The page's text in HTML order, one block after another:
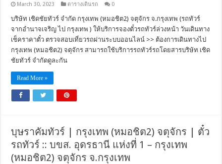
March 30, 2023 ตารางเดินรถ 0
บริษัท เชิดชัยทัวร์ จำกัด กรุงเทพ (หมอชิต2) จตุจักร จ.กรุงเทพ (รถทัวร์
จากอำนาจเจริญ ไป กรุงเทพ ) ให้บริการจองตั๋วรถทัวร์ล่วงหน้า วันเดินทาง
เช็คราคาตั๋ว ตรวจสอบเที่ยวรถผ่านระบบออนไลน์ >> ต้องการเดินทางไป
กรุงเทพ (หมอชิต2) จตุจักร สามารถใช้บริการรถทัวร์รถโดยสารบริษัท เชิด
ชัยทัวร์ จำกัดดูละกัน
Read More »
บุษราคัมทัวร์ | กรุงเทพ (หมอชิต2) จตุจักร | ตั๋ว
รถทัวร์ :: บขส. อุดรธานี แห่งที่ 1 – กรุงเทพ
(หมอชิต2) จตุจักร จ.กรุงเทพ